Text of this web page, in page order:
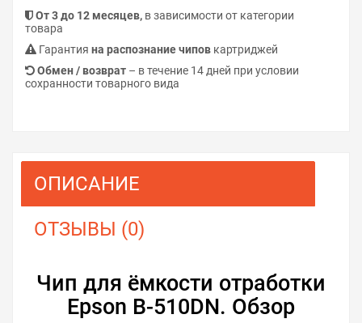
От 3 до 12 месяцев, в зависимости от категории
товара
Гарантия на распознание чипов картриджей
Обмен / возврат – в течение 14 дней при условии
сохранности товарного вида
ОПИСАНИЕ
ОТЗЫВЫ (0)
Чип для ёмкости отработки
Epson B-510DN. Обзор